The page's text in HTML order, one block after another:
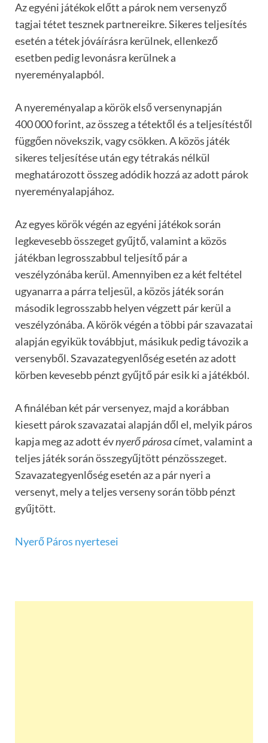
Az egyéni játékok előtt a párok nem versenyző
tagjai tétet tesznek partnereikre. Sikeres teljesítés
esetén a tétek jóváírásra kerülnek, ellenkező
esetben pedig levonásra kerülnek a
nyereményalapból.
A nyereményalap a körök első versenynapján
400 000 forint, az összeg a tétektől és a teljesítéstől
függően növekszik, vagy csökken. A közös játék
sikeres teljesítése után egy tétrakás nélkül
meghatározott összeg adódik hozzá az adott párok
nyereményalapjához.
Az egyes körök végén az egyéni játékok során
legkevesebb összeget gyűjtő, valamint a közös
játékban legrosszabbul teljesítő pár a
veszélyzónába kerül. Amennyiben ez a két feltétel
ugyanarra a párra teljesül, a közös játék során
második legrosszabb helyen végzett pár kerül a
veszélyzónába. A körök végén a többi pár szavazatai
alapján egyikük továbbjut, másikuk pedig távozik a
versenyből. Szavazategyenlőség esetén az adott
körben kevesebb pénzt gyűjtő pár esik ki a játékból.
A fináléban két pár versenyez, majd a korábban
kiesett párok szavazatai alapján dől el, melyik páros
kapja meg az adott évnyerő párosacímet, valamint a
teljes játék során összegyűjtött pénzösszeget.
Szavazategyenlőség esetén az a pár nyeri a
versenyt, mely a teljes verseny során több pénzt
gyűjtött.
Nyerő Páros nyertesei